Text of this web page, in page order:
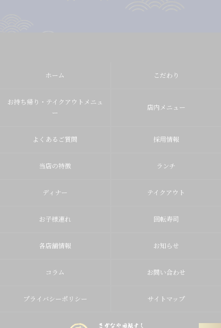
ホーム こだわり
お持ち帰り・テイクアウトメニュ
ー
店内メニュー
よくあるご質問 採用情報
当店の特徴 ランチ
ディナー テイクアウト
お子様連れ 回転寿司
各店舗情報 お知らせ
コラム お問い合わせ
プライバシーポリシー サイトマップ